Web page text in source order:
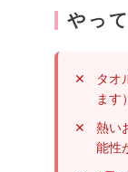
やっ
タオ
ます）
熱い
能性